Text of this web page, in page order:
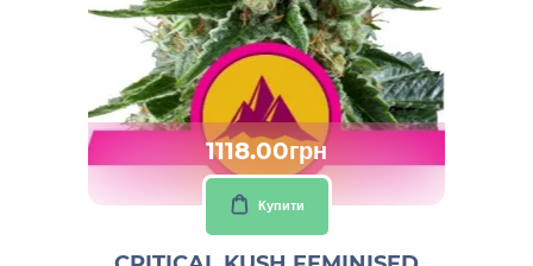
1118.00грн
Купити